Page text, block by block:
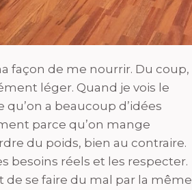
façon de me nourrir. Du coup,
léger. Quand je vois le
a beaucoup d’idées
parce qu’on mange
du poids, bien au contraire.
besoins réels et les respecter.
de se faire du mal par la même